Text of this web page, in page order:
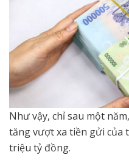
Như vậy, chỉ sau một
tăng vượt xa tiền gửi của
triệu tỷ đồng.